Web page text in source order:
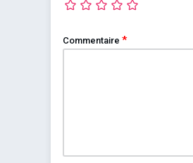
Commentaire *